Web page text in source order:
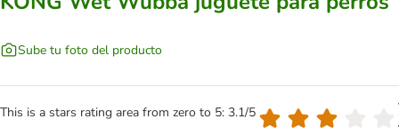
Sube tu foto del producto
This is a stars rating area from zero to 5: 3.1/5